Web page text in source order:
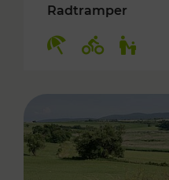
Radtramper